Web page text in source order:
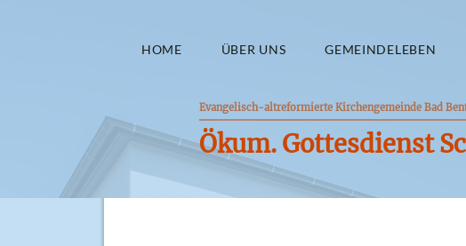
HOME ÜBER UNS GEMEINDELEBEN
Evangelisch-altreformierte Kirchengemeinde Bad
Ökum. Gottesdienst